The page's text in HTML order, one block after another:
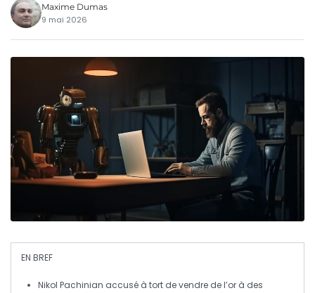
Maxime Dumas
9 mai 2026
EN BREF
Nikol Pachinian accusé à tort de vendre de l’or à des